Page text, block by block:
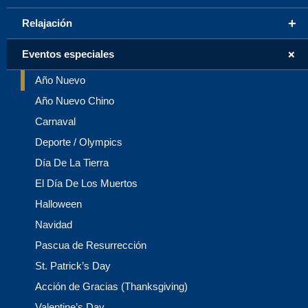
+
Relajación
+
Eventos especiales
Año Nuevo
Año Nuevo Chino
Carnaval
Deporte / Olympics
Día De La Tierra
El Día De Los Muertos
Halloween
Navidad
Pascua de Resurrección
St. Patrick’s Day
Acción de Gracias (Thanksgiving)